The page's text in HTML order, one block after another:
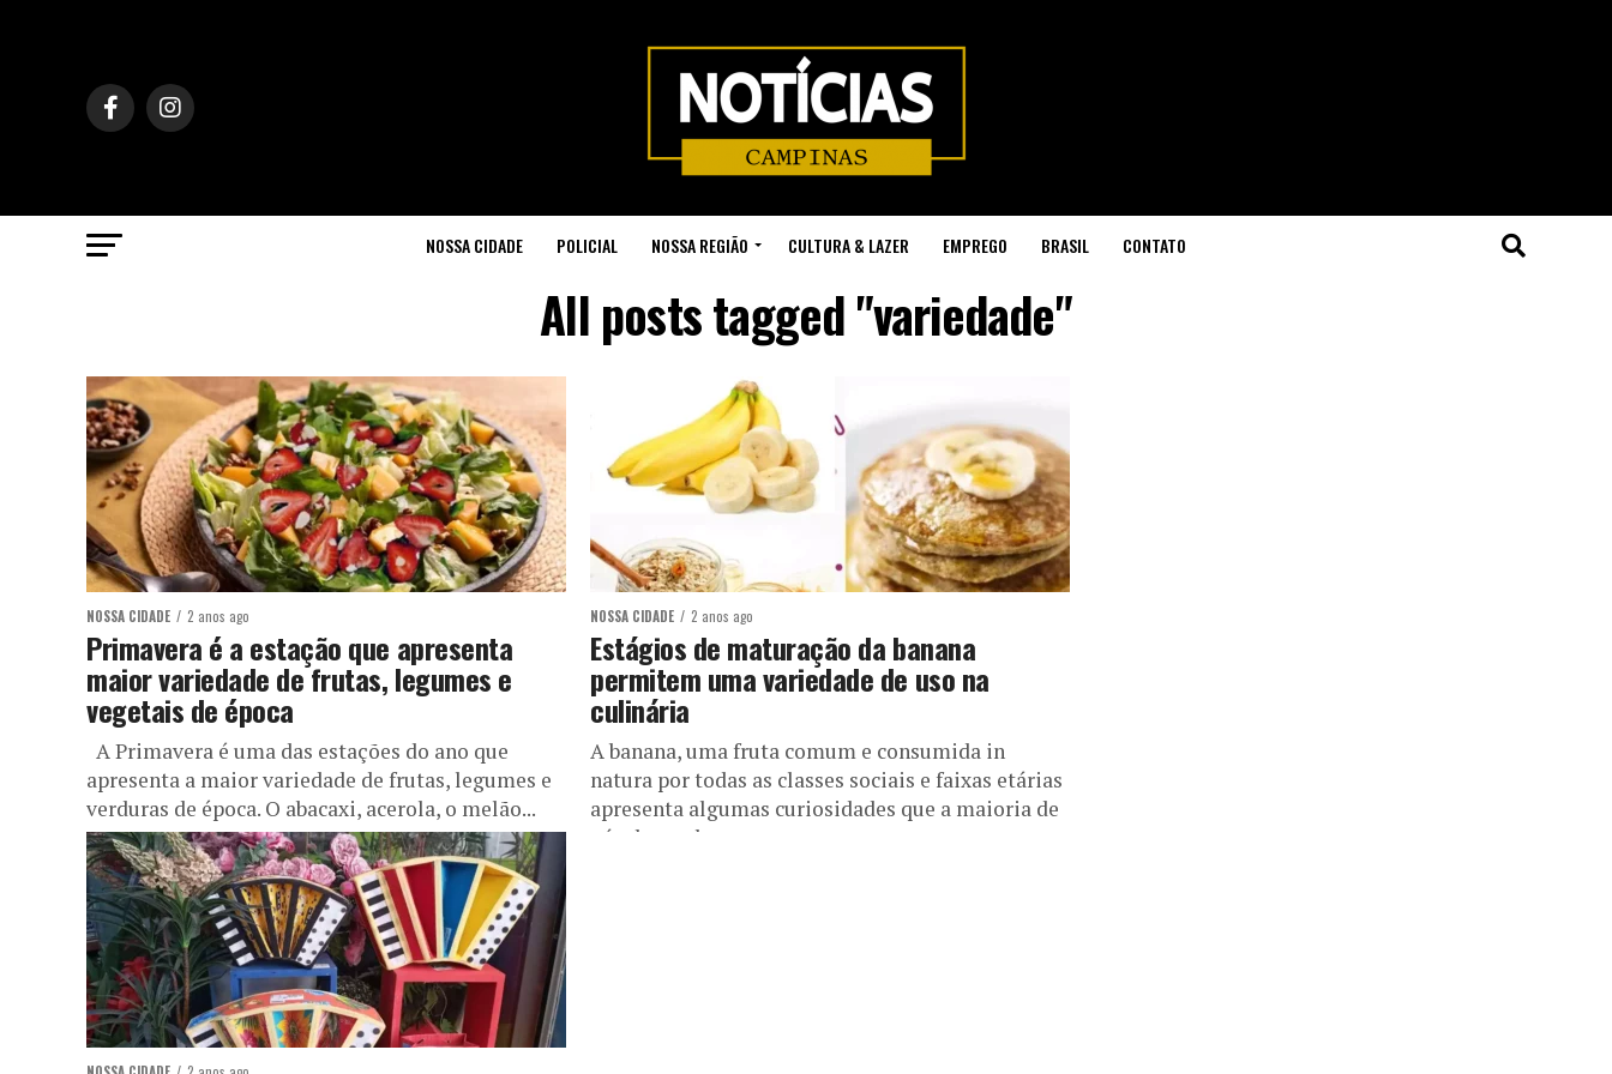
NOSSA CIDADE POLICIAL NOSSA REGIÃO CULTURA & LAZER EMPREGO BRASIL CONTATO
All posts tagged "variedade"
NOSSA CIDADE 2 anos ago
Primavera é a estação que apresenta
maior variedade de frutas, legumes e
vegetais de época
A Primavera é uma das estações do ano que
apresenta a maior variedade de frutas, legumes e
verduras de época. O abacaxi, acerola, o melão...
NOSSA CIDADE 2 anos ago
Estágios de maturação da banana
permitem uma variedade de uso na
culinária
A banana, uma fruta comum e consumida in
natura por todas as classes sociais e faixas etárias
apresenta algumas curiosidades que a maioria de
nós desconhecemos....